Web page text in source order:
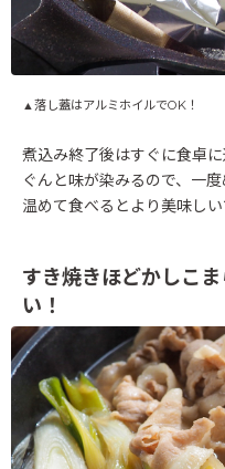
▲落し蓋はアルミホイルでOK！
煮込み終了後はすぐに食卓
ぐんと味が染みるので、一
温めて食べるとより美味しい
すき焼きほどかしこ
い！